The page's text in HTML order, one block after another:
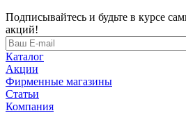
Подписывайтесь и будьте в курсе
акций!
Каталог
Акции
Фирменные магазины
Статьи
Компания